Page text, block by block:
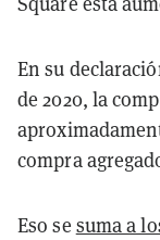
En su
de 2020, la
compra
Eso se suma a